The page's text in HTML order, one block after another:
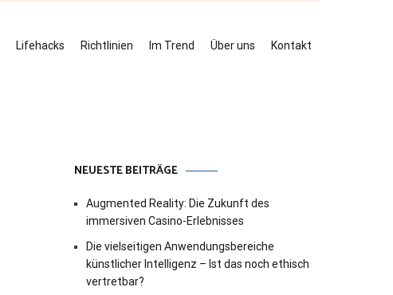
Lifehacks Richtlinien Im Trend Über uns Kontakt
NEUESTE BEITRÄGE
Augmented Reality: Die Zukunft des
immersiven Casino-Erlebnisses
Die vielseitigen Anwendungsbereiche
künstlicher Intelligenz – Ist das noch ethisch
vertretbar?